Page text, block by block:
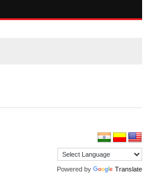
Powered by Translate